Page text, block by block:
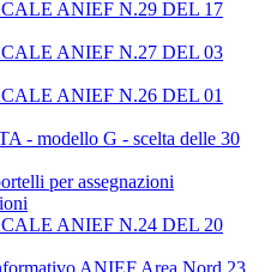
ANIEF N.29 DEL 17
ANIEF N.27 DEL 03
ANIEF N.26 DEL 01
- modello G - scelta delle 30
per assegnazioni
ANIEF N.24 DEL 20